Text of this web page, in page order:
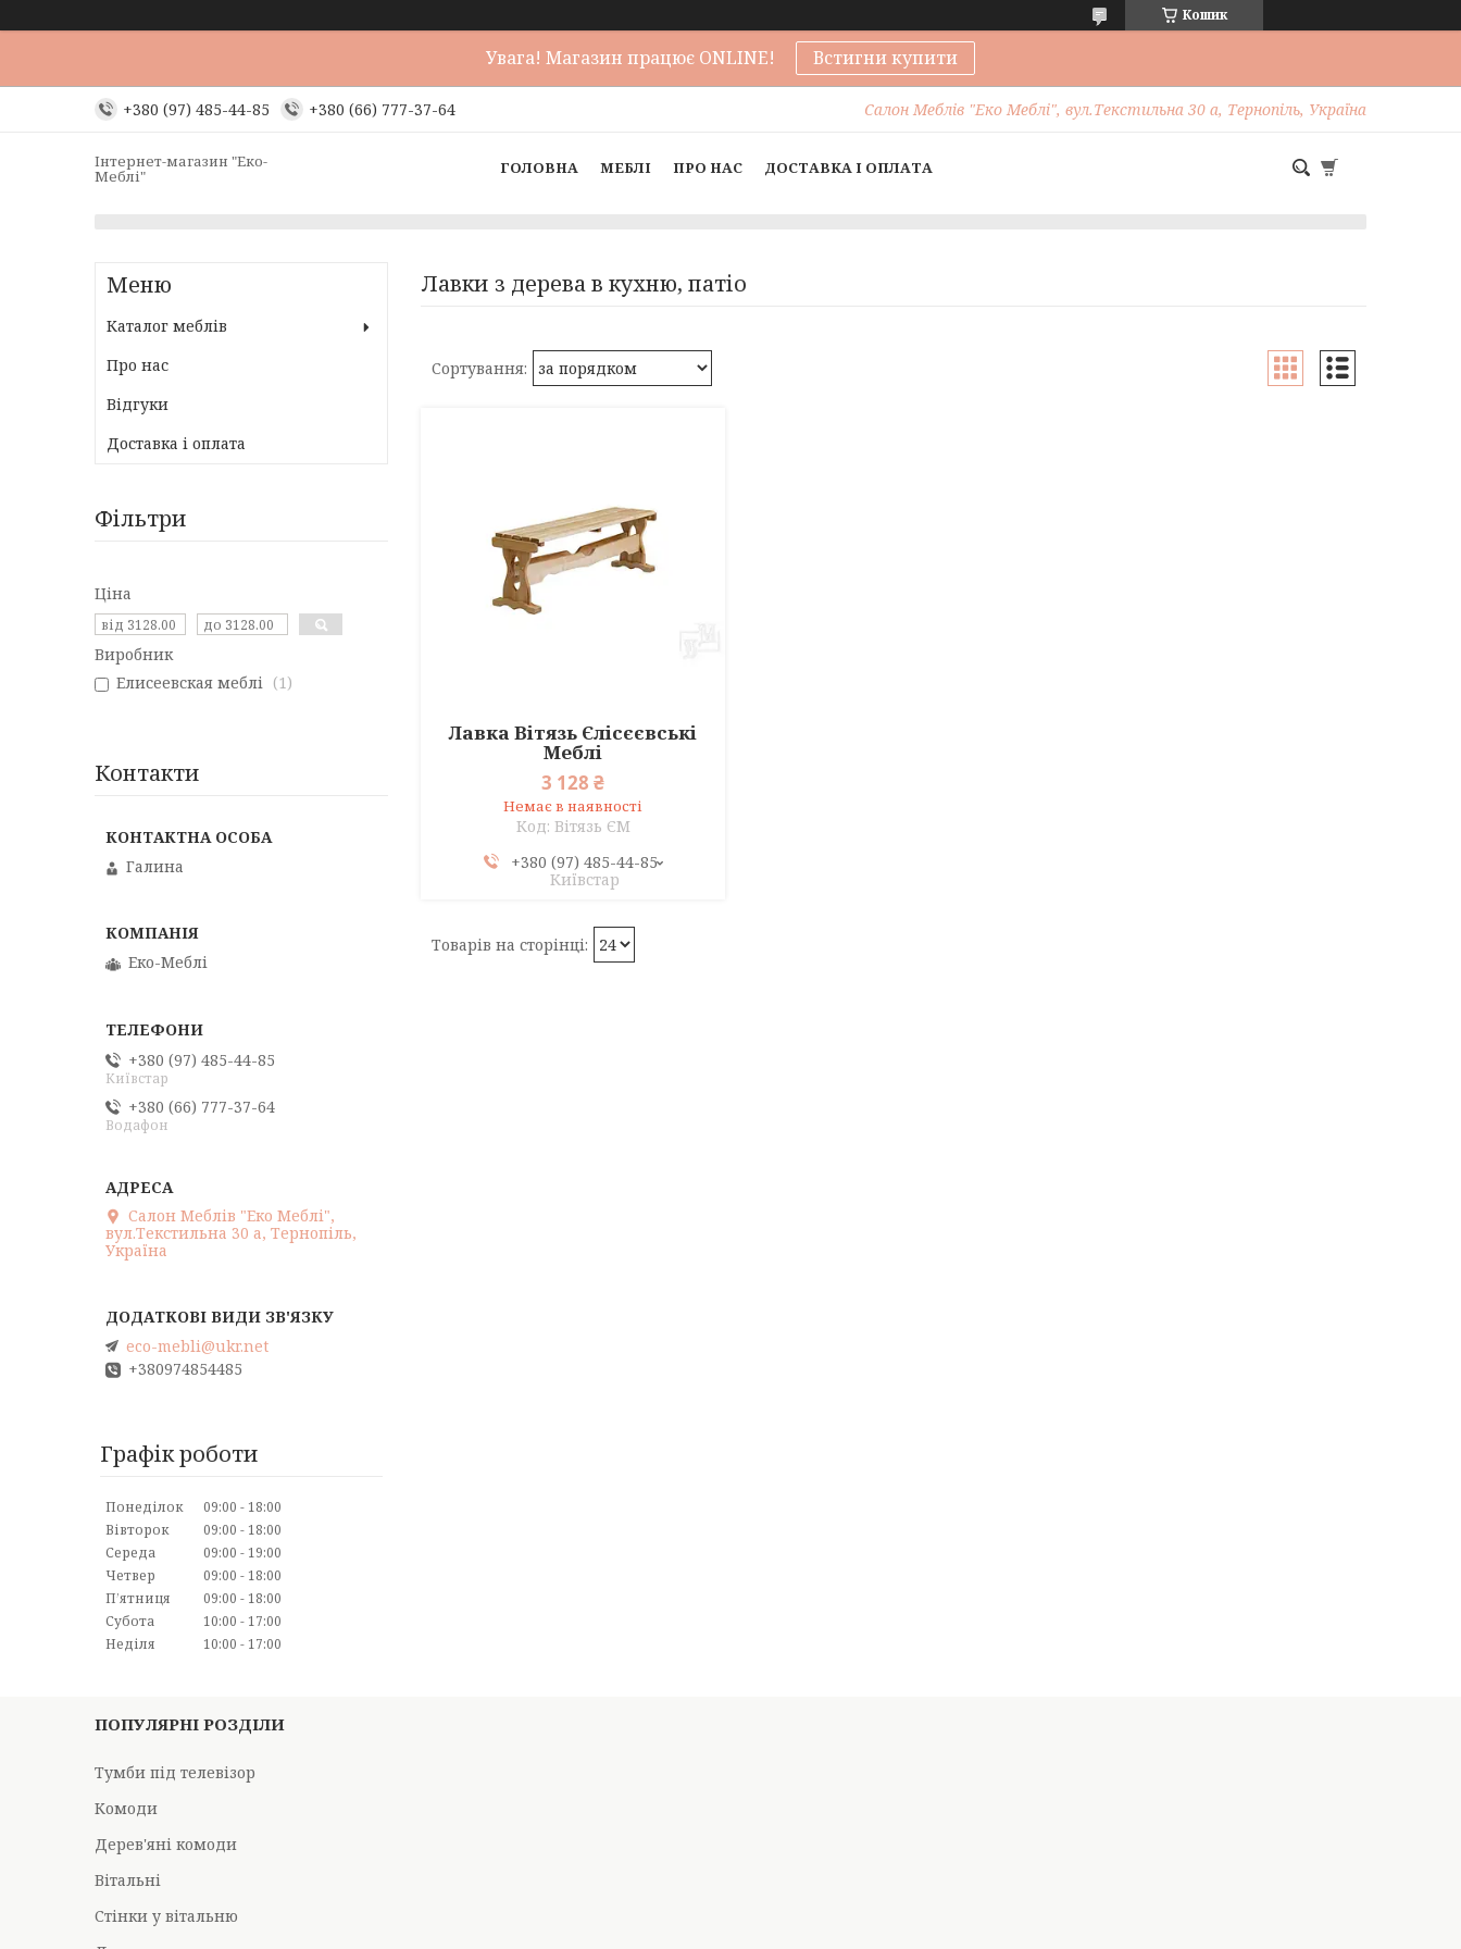
Кошик
Увага! Магазин працює ONLINE! Встигни купити
+380 (97) 485-44-85 +380 (66) 777-37-64 Салон Меблів "Еко Меблі", вул.Текстильна 30 а, Тернопіль, Україна
Інтернет-магазин "Еко-
Меблі" ГОЛОВНА МЕБЛІ ПРО НАС ДОСТАВКА І ОПЛАТА
Лавки з дерева в кухню, патіо
Лавка Вітязь Єлісєєвські
Меблі
3 128 ₴
Немає в наявності
Вітязь ЄМ
+380 (97) 485-44-85
Київстар
Каталог меблів
Про нас
Відгуки
Доставка і оплата
Фільтри
Ціна
Виробник
Елисеевская меблі
1
Контакти
Галина
Еко-Меблі
+380 (97) 485-44-85
Київстар
+380 (66) 777-37-64
Водафон
Салон Меблів "Еко Меблі",
вул.Текстильна 30 а, Тернопіль,
Україна
eco-mebli@ukr.net
+380974854485
Графік роботи
Понеділок 09:00
18:00
Вівторок
09:00
18:00
Середа
09:00
19:00
Четвер
09:00
18:00
Пʼятниця
09:00
18:00
Субота
10:00
17:00
Неділя
10:00 17:00
ПОПУЛЯРНІ РОЗДІЛИ
Тумби під телевізор
Комоди
Дерев'яні комоди
Вітальні
Стінки у вітальню